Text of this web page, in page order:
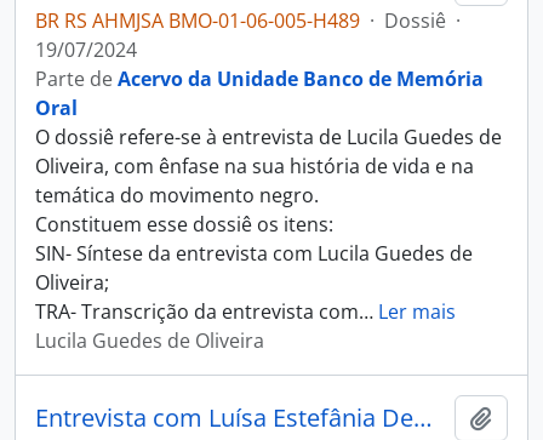
BR RS AHMJSA BMO-01-06-005-H489 · Dossiê ·
19/07/2024
Parte deAcervo da Unidade Banco de Memória
Oral
O dossiê refere-se à entrevista de Lucila Guedes de
Oliveira, com ênfase na sua história de vida e na
temática do movimento negro.
Constituem esse dossiê os itens:
SIN- Síntese da entrevista com Lucila Guedes de
Oliveira;
TRA- Transcrição da entrevista com… Ler mais
Lucila Guedes de Oliveira
Entrevista com Luísa Estefânia Demore